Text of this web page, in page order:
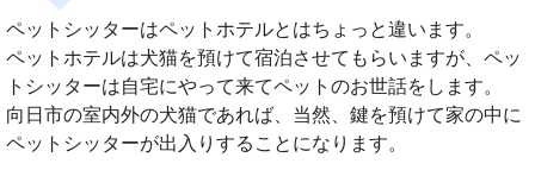
ペットシッターはペットホテルとはちょっと違います。
ペットホテルは犬猫を預けて宿泊させてもらいますが、ペッ
トシッターは自宅にやって来てペットのお世話をします。
向日市の室内外の犬猫であれば、当然、鍵を預けて家の中に
ペットシッターが出入りすることになります。